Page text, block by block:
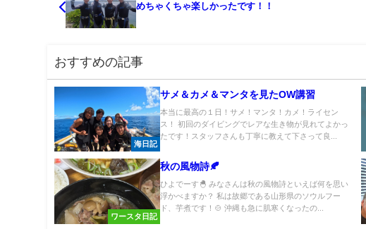
めちゃくちゃ楽しかったです！！
おすすめの記事
海日記
サメ＆カメ＆マンタを見たOW講習
本当に最高の１日！サメ！マンタ！カメ！ライセン
ス！ 初回のダイビングでレアな生き物が見れてよかっ
たです！スタッフさんも丁寧に教えて下さって良...
ワースタ日記
秋の風物詩🍂
ひよでーす🐣 みなさんは秋の風物詩といえば何を思い
浮かべますか？ 私は故郷である山形県のソウルフー
ド、芋煮です！🍲 沖縄も急に肌寒くなったの...